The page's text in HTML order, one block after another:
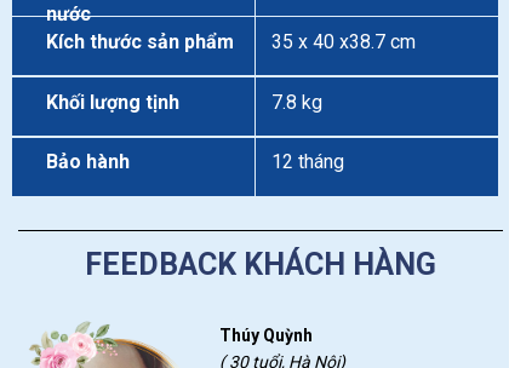
FEEDBACK KHÁCH HÀNG
Thúy Quỳnh
( 30 tuổi, Hà Nội)
nước
Kích thước sản phẩm
Khối lượng tịnh
Bảo hành
35 x 40 x38.7 cm
7.8 kg
12 tháng